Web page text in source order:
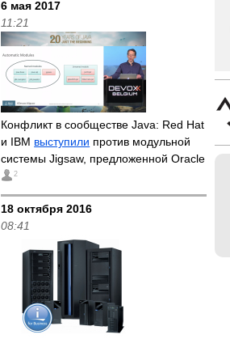
6 мая 2017
11:21
Конфликт в сообществе Java: Red Hat
и IBM выступили против модульной
системы Jigsaw, предложенной Oracle
2
18 октября 2016
08:41